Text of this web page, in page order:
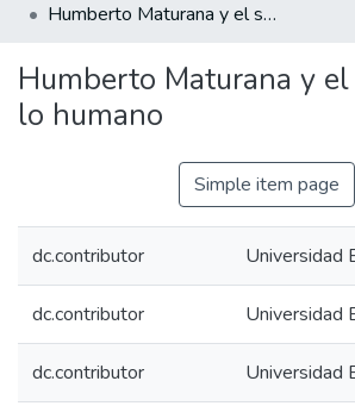
Humberto Maturana y el sentido de lo humano
Humberto Maturana y
lo humano
Simple item page
dc.contributor Universidad
dc.contributor Universidad
dc.contributor Universidad